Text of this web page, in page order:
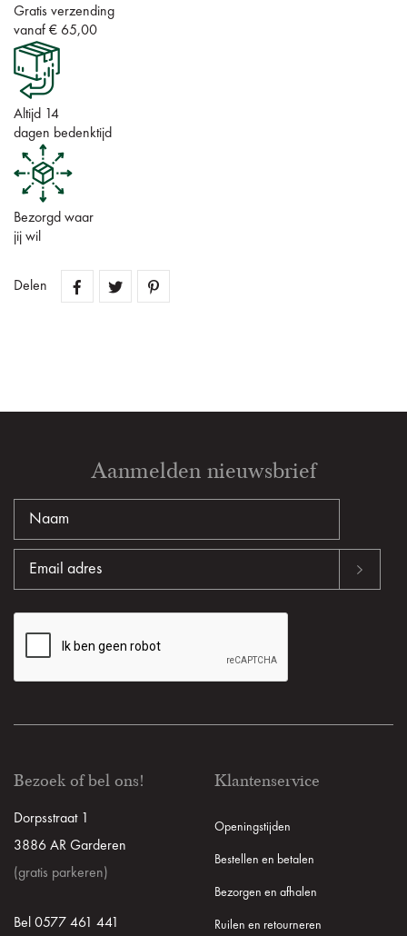
Gratis verzending
vanaf € 65,00
Altijd 14
dagen bedenktijd
Bezorgd waar
jij wil
Delen
Aanmelden nieuwsbrief
Bezoek of bel ons!
Dorpsstraat 1
3886 AR Garderen
(gratis parkeren)
Bel 0577 461 441
Klantenservice
Openingstijden
Bestellen en betalen
Bezorgen en afhalen
Ruilen en retourneren